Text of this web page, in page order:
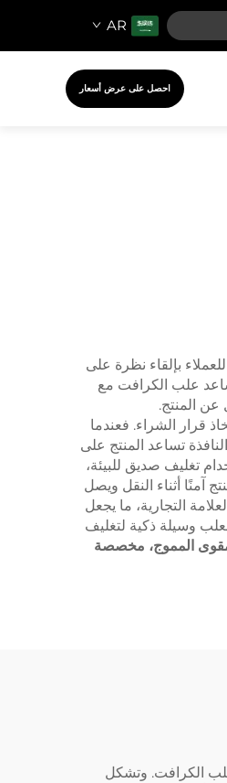
AR
احصل على عرض أسعار
بإلقاء نظرة على
علب الكرافت مع
عن المنتج.
قرار الشراء. فعندما
تساعد المنتج على
تغليف صديق للبيئة،
آمنًا أثناء النقل ويصل
التجارية، ما يجعل
وسيلة ذكية لتغليف
المموج، مخصصة
الكرافت. وتشكل